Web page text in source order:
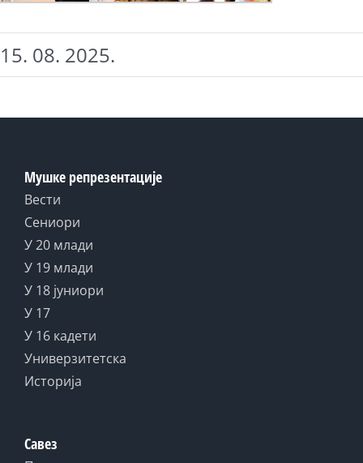
15. 08. 2025.
Мушке репрезентације
Вести
Сениори
У 20 млади
У 19 млади
У 18 јуниори
У 17
У 16 кадети
Универзитетска
Историја
Савез